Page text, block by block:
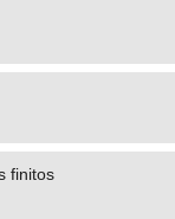
finitos